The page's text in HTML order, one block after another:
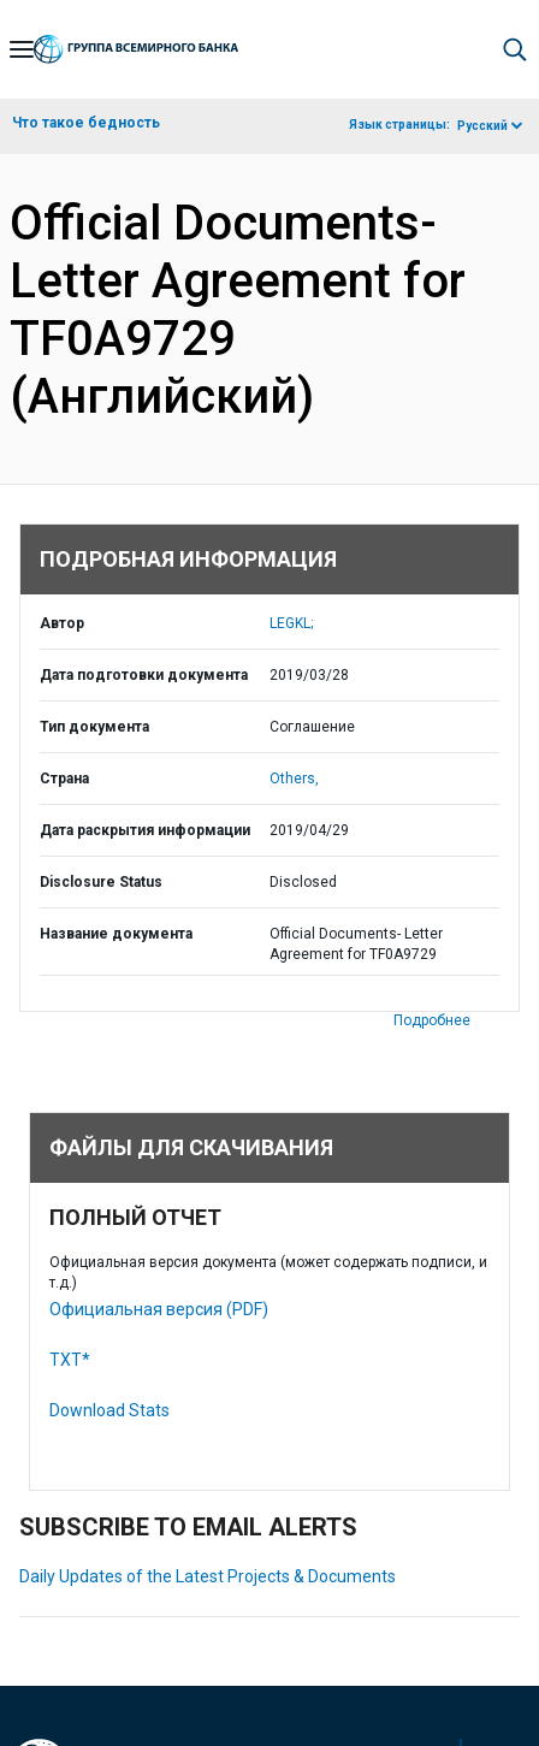
Skip
Navigation
Что такое бедность Язык страницы: Русский
Official Documents-
Letter Agreement for
TF0A9729
(Английский)
ПОДРОБНАЯ ИНФОРМАЦИЯ
Автор LEGKL;
Дата подготовки документа 2019/03/28
Тип документа Соглашение
Страна Others,
Дата раскрытия информации 2019/04/29
Disclosure Status Disclosed
Название документа
Official Documents- Letter
Agreement for TF0A9729
Подробнее
ФАЙЛЫ ДЛЯ СКАЧИВАНИЯ
ПОЛНЫЙ ОТЧЕТ
Официальная версия документа (может содержать подписи, и
т.д.)
Официальная версия (PDF)
TXT*
Download Stats
SUBSCRIBE TO EMAIL ALERTS
Daily Updates of the Latest Projects & Documents